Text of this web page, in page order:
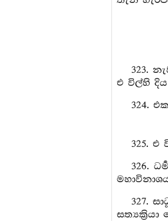
323.
එ විල්හි
324.
325.
326.
327.
සත්‍යක්‍රියා